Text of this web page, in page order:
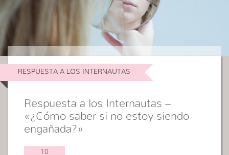
RESPUESTA A LOS INTERNAUTAS
Respuesta a los Internautas –
«¿Cómo saber si no estoy siendo
engañada?»
10